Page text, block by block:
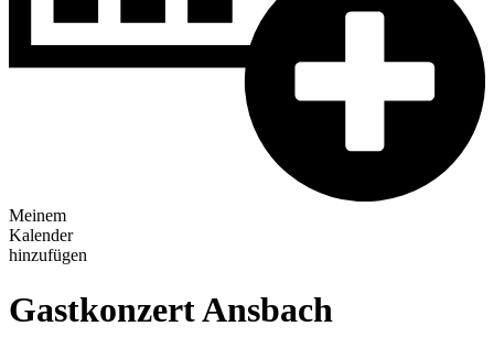
Meinem
Kalender
hinzufügen
Gastkonzert Ansbach